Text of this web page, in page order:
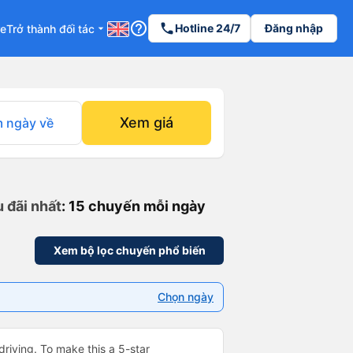
Trở thành đối tác arrow_drop_down help_outline phoneHotline 24/7 Đăng nhập
ngày về Xem giá
đãi nhất: 15 chuyến mỗi ngày
Xem bộ lọc chuyến phổ biến
Chọn ngày
To make this a 5-star